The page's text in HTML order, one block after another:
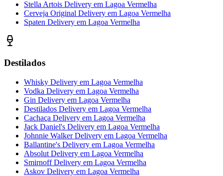
Stella Artois Delivery em Lagoa Vermelha
Cerveja Original Delivery em Lagoa Vermelha
Spaten Delivery em Lagoa Vermelha
Destilados
Whisky Delivery em Lagoa Vermelha
Vodka Delivery em Lagoa Vermelha
Gin Delivery em Lagoa Vermelha
Destilados Delivery em Lagoa Vermelha
Cachaça Delivery em Lagoa Vermelha
Jack Daniel's Delivery em Lagoa Vermelha
Johnnie Walker Delivery em Lagoa Vermelha
Ballantine's Delivery em Lagoa Vermelha
Absolut Delivery em Lagoa Vermelha
Smirnoff Delivery em Lagoa Vermelha
Askov Delivery em Lagoa Vermelha